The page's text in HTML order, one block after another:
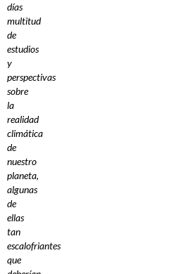
días
multitud
de
estudios
y
perspectivas
sobre
la
realidad
climática
de
nuestro
planeta,
algunas
de
ellas
tan
escalofriantes
que